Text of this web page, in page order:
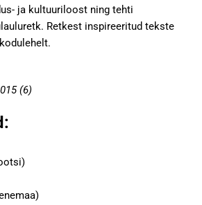
ja kultuuriloost ning tehti
Retkest inspireeritud tekste
(6)